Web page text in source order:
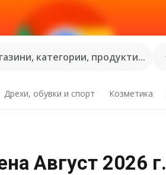
категории, продукти...
Дрехи, обувки и спорт Козметика
Август 2026 г.